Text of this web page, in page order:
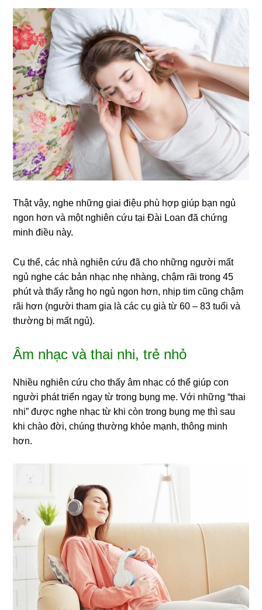
Thật vậy, nghe những giai điệu phù hợp giúp bạn ngủ
ngon hơn và một nghiên cứu tại Đài Loan đã chứng
minh điều này.
Cụ thể, các nhà nghiên cứu đã cho những người mất
ngủ nghe các bản nhạc nhẹ nhàng, chậm rãi trong 45
phút và thấy rằng họ ngủ ngon hơn, nhịp tim cũng chậm
rãi hơn (người tham gia là các cụ già từ 60 – 83 tuổi và
thường bị mất ngủ).
Âm nhạc và thai nhi, trẻ nhỏ
Nhiều nghiên cứu cho thấy âm nhạc có thể giúp con
người phát triển ngay từ trong bụng mẹ. Với những “thai
nhi” được nghe nhạc từ khi còn trong bụng mẹ thì sau
khi chào đời, chúng thường khỏe mạnh, thông minh
hơn.